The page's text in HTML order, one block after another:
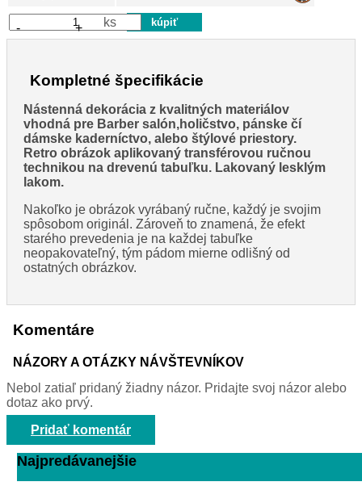
- + ks
Kompletné špecifikácie
Nástenná dekorácia z kvalitných materiálov
vhodná pre Barber salón,holičstvo, pánske čí
dámske kaderníctvo, alebo štýlové priestory.
Retro obrázok aplikovaný transférovou ručnou
technikou na drevenú tabuľku. Lakovaný lesklým
lakom.
Nakoľko je obrázok vyrábaný ručne, každý je svojim
spôsobom originál. Zároveň to znamená, že efekt
starého prevedenia je na každej tabuľke
neopakovateľný, tým pádom mierne odlišný od
ostatných obrázkov.
Komentáre
NÁZORY A OTÁZKY NÁVŠTEVNÍKOV
Nebol zatiaľ pridaný žiadny názor. Pridajte svoj názor alebo
dotaz ako prvý.
Pridať komentár
Najpredávanejšie